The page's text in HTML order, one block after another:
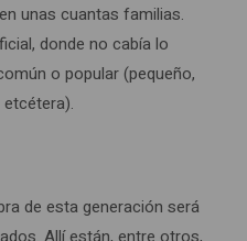
unas cuantas familias.
donde no cabía lo
o popular (pequeño,
etcétera).
de esta generación será